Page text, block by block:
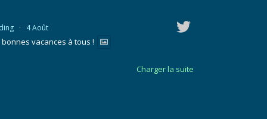
· 4 Août
bonnes vacances à tous !
Charger la suite